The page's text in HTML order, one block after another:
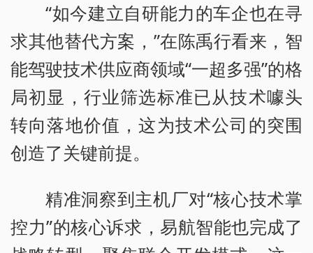
“如今建立自研能力的车企也在寻
求其他替代方案，”在陈禹行看来，智
能驾驶技术供应商领域“一超多强”的格
局初显，行业筛选标准已从技术噱头
转向落地价值，这为技术公司的突围
创造了关键前提。
精准洞察到主机厂对“核心技术掌
控力”的核心诉求，易航智能也完成了